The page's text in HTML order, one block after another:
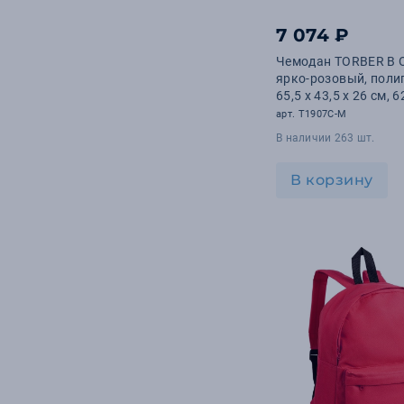
7 074 ₽
Чемодан TORBER В
ярко-розовый,
65,5 х 43,5 х 26 см,
арт. T1907C-M
В наличии 263 шт.
В корзину